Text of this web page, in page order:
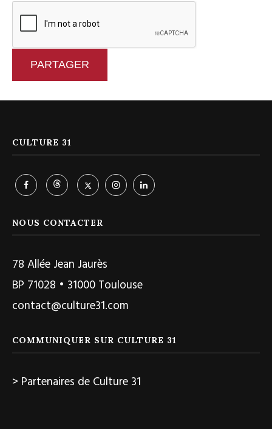
PARTAGER
CULTURE 31
NOUS CONTACTER
78 Allée Jean Jaurès
BP 71028 • 31000 Toulouse
contact@culture31.com
COMMUNIQUER SUR CULTURE 31
> Partenaires de Culture 31